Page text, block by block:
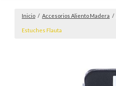
Inicio / Accesorios Aliento Madera /
Estuches Flauta